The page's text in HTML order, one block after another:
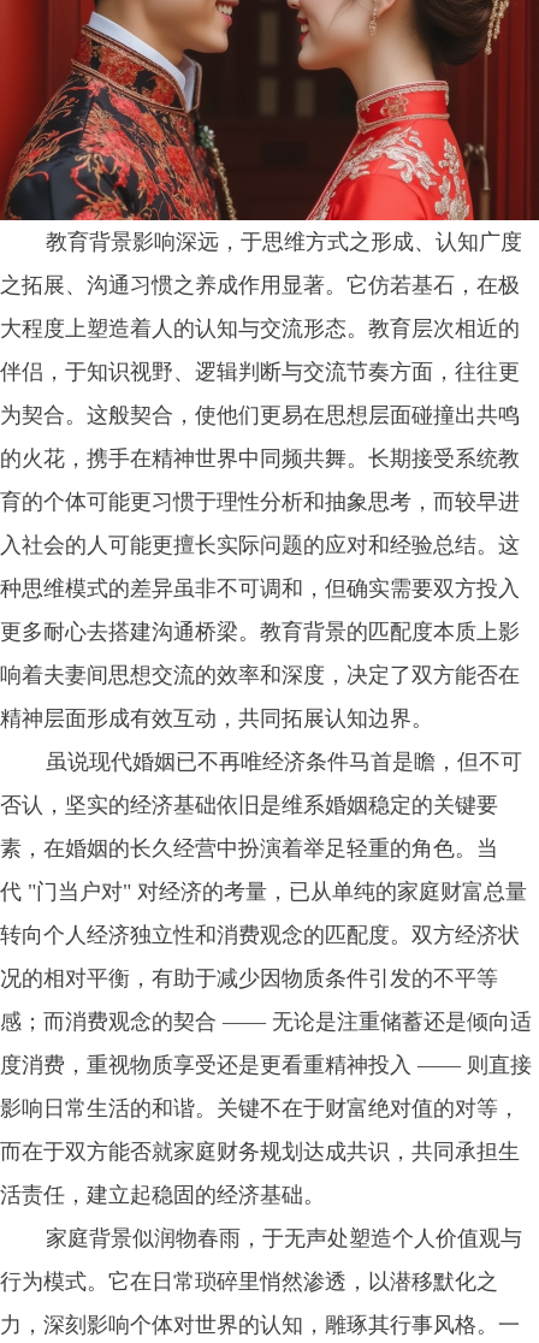
教育背景影响深远，于思维方式之形成、认知广度
之拓展、沟通习惯之养成作用显著。它仿若基石，在极
大程度上塑造着人的认知与交流形态。教育层次相近的
伴侣，于知识视野、逻辑判断与交流节奏方面，往往更
为契合。这般契合，使他们更易在思想层面碰撞出共鸣
的火花，携手在精神世界中同频共舞。长期接受系统教
育的个体可能更习惯于理性分析和抽象思考，而较早进
入社会的人可能更擅长实际问题的应对和经验总结。这
种思维模式的差异虽非不可调和，但确实需要双方投入
更多耐心去搭建沟通桥梁。教育背景的匹配度本质上影
响着夫妻间思想交流的效率和深度，决定了双方能否在
精神层面形成有效互动，共同拓展认知边界。
虽说现代婚姻已不再唯经济条件马首是瞻，但不可
否认，坚实的经济基础依旧是维系婚姻稳定的关键要
素，在婚姻的长久经营中扮演着举足轻重的角色。当
代 "门当户对" 对经济的考量，已从单纯的家庭财富总量
转向个人经济独立性和消费观念的匹配度。双方经济状
况的相对平衡，有助于减少因物质条件引发的不平等
感；而消费观念的契合 —— 无论是注重储蓄还是倾向适
度消费，重视物质享受还是更看重精神投入 —— 则直接
影响日常生活的和谐。关键不在于财富绝对值的对等，
而在于双方能否就家庭财务规划达成共识，共同承担生
活责任，建立起稳固的经济基础。
家庭背景似润物春雨，于无声处塑造个人价值观与
行为模式。它在日常琐碎里悄然渗透，以潜移默化之
力，深刻影响个体对世界的认知，雕琢其行事风格。一